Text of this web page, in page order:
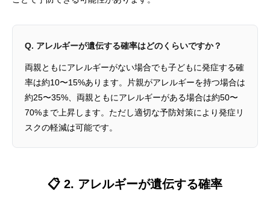
Q. アレルギーが遺伝する確率はどのくらいですか？
両親ともにアレルギーがない場合でも子どもに発症する確
率は約10〜15%あります。片親がアレルギーを持つ場合は
約25〜35%、両親ともにアレルギーがある場合は約50〜
70%まで上昇します。ただし適切な予防対策により発症リ
スクの軽減は可能です。
📋 2. アレルギーが遺伝する確率